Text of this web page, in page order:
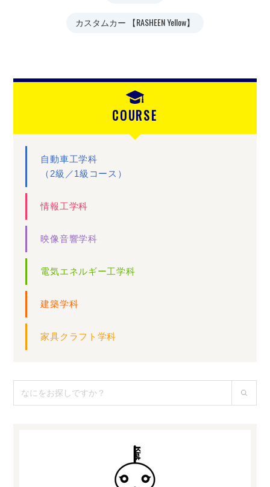
カスタムカー 【RASHEEN Yellow】
COURSE
自動車工学科
（2級／1級コース）
情報工学科
映像音響学科
電気エネルギー工学科
建築学科
家具クラフト学科